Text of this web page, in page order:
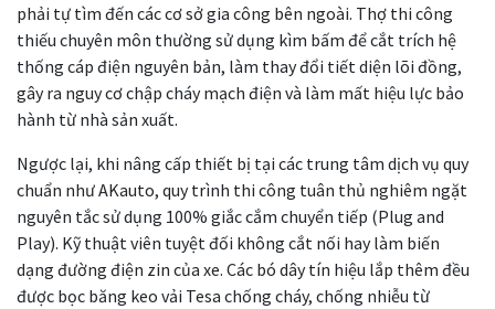
phải tự tìm đến các cơ sở gia công bên ngoài. Thợ thi công
thiếu chuyên môn thường sử dụng kìm bấm để cắt trích hệ
thống cáp điện nguyên bản, làm thay đổi tiết diện lõi đồng,
gây ra nguy cơ chập cháy mạch điện và làm mất hiệu lực bảo
hành từ nhà sản xuất.
Ngược lại, khi nâng cấp thiết bị tại các trung tâm dịch vụ quy
chuẩn như AKauto, quy trình thi công tuân thủ nghiêm ngặt
nguyên tắc sử dụng 100% giắc cắm chuyển tiếp (Plug and
Play). Kỹ thuật viên tuyệt đối không cắt nối hay làm biến
dạng đường điện zin của xe. Các bó dây tín hiệu lắp thêm đều
được bọc băng keo vải Tesa chống cháy, chống nhiễu từ